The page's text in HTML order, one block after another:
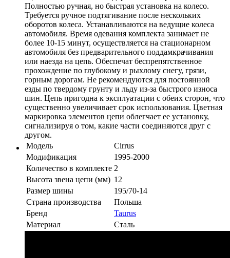
Полностью ручная, но быстрая установка на колесо.
Требуется ручное подтягивание после нескольких
оборотов колеса. Устанавливаются на ведущие колеса
автомобиля. Время одевания комплекта занимает не
более 10-15 минут, осуществляется на стационарном
автомобиля без предварительного поддамкрачивания
или наезда на цепь. Обеспечат беспрепятственное
прохождение по глубокому и рыхлому снегу, грязи,
горным дорогам. Не рекомендуются для постоянной
езды по твердому грунту и льду из-за быстрого износа
шин. Цепь пригодна к эксплуатации с обеих сторон, что
существенно увеличивает срок использования. Цветная
маркировка элементов цепи облегчает ее установку,
сигнализируя о том, какие части соединяются друг с
другом.
Модель
Cirrus
Модификация
1995-2000
Количество в комплекте 2
Высота звена цепи (мм) 12
Размер шины
195/70-14
Страна производства
Польша
Бренд
Taurus
Материал
Сталь